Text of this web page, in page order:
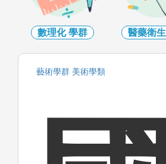
數理化學群 醫藥衛生
藝術學群 美術學類